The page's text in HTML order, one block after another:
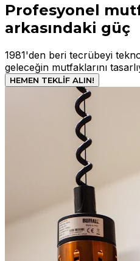
Profesyonel
arkasındaki güç
1981'den beri tecrübeyi
geleceğin mutfaklarını
HEMEN TEKLİF ALIN!